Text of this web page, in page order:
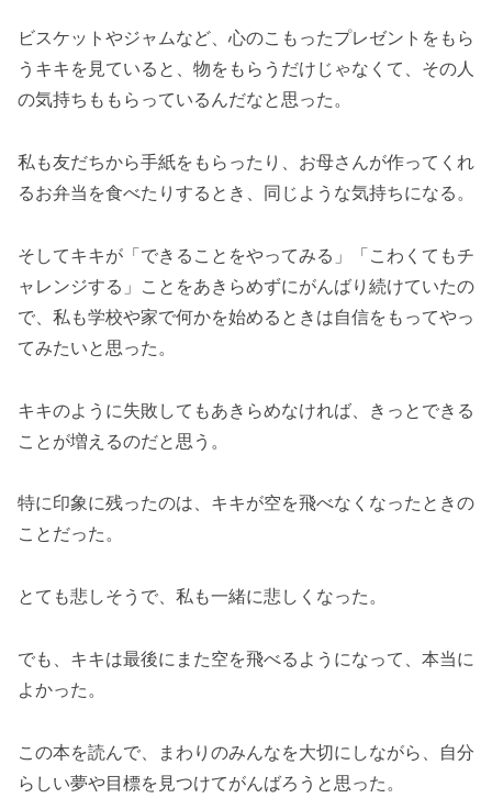
ビスケットやジャムなど、心のこもったプレゼントをもら
うキキを見ていると、物をもらうだけじゃなくて、その人
の気持ちももらっているんだなと思った。
私も友だちから手紙をもらったり、お母さんが作ってくれ
るお弁当を食べたりするとき、同じような気持ちになる。
そしてキキが「できることをやってみる」「こわくてもチ
ャレンジする」ことをあきらめずにがんばり続けていたの
で、私も学校や家で何かを始めるときは自信をもってやっ
てみたいと思った。
キキのように失敗してもあきらめなければ、きっとできる
ことが増えるのだと思う。
特に印象に残ったのは、キキが空を飛べなくなったときの
ことだった。
とても悲しそうで、私も一緒に悲しくなった。
でも、キキは最後にまた空を飛べるようになって、本当に
よかった。
この本を読んで、まわりのみんなを大切にしながら、自分
らしい夢や目標を見つけてがんばろうと思った。